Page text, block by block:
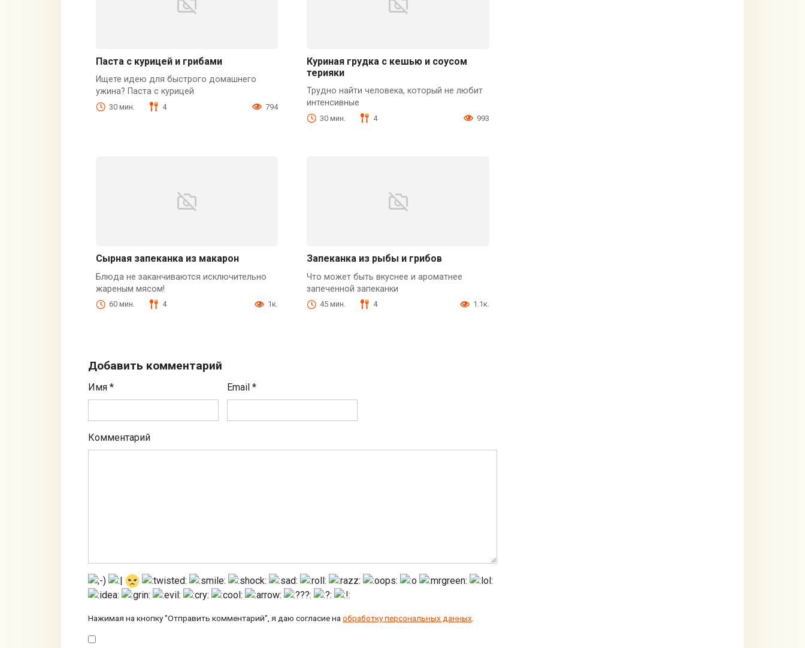
Паста с курицей и грибами
Ищете идею для быстрого домашнего
ужина? Паста с курицей
30 мин. 4 794
Куриная грудка с кешью и соусом
терияки
Трудно найти человека, который не любит
интенсивные
30 мин. 4 993
Сырная запеканка из макарон
Блюда не заканчиваются исключительно
жареным мясом!
60 мин. 4 1к.
Запеканка из рыбы и грибов
Что может быть вкуснее и ароматнее
запеченной запеканки
45 мин. 4 1.1к.
Добавить комментарий
Имя * Email*
Комментарий
Нажимая на кнопку "Отправить комментарий", я даю согласие наобработку персональных данных.